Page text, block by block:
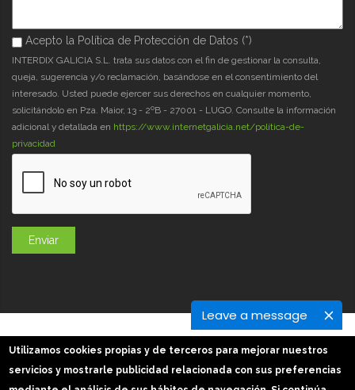
Leave a message
Acepto la Política de Protección de Datos (*)
Acepto la Política de Protección de Datos (*)
INTERDIX GALICIA S.L. trata sus datos con el fin de gestionar la consulta,
queja, sugerencia y/o reclamación, basándose en el consentimiento del
interesado. Usted puede ejercer sus derechos en cualquier momento,
solicitándolo en Pza. Maior, 13 - 2ºB - 27001 - LUGO. Consulte la información
adicional y detallada en https://www.internetgalicia.net/política-de-
privacidad
Utilizamos cookies propias y de terceros para mejorar nuestros
servicios y mostrarle publicidad relacionada con sus preferencias